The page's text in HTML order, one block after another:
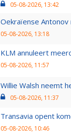
05-08-2026, 13:42
Oekraïense Antonov
05-08-2026, 13:18
KLM annuleert
05-08-2026, 11:57
Willie Walsh neemt
05-08-2026, 11:37
Transavia opent
05-08-2026, 10:46